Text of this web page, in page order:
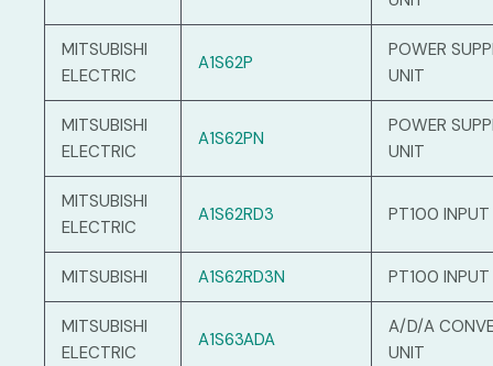
MITSUBISHI
ELECTRIC
A1S62P
POWER
UNIT
MITSUBISHI
ELECTRIC
A1S62PN
POWER
UNIT
MITSUBISHI
ELECTRIC
A1S62RD3 PT100 INPUT
MITSUBISHI A1S62RD3N PT100 INPUT
MITSUBISHI
ELECTRIC
A1S63ADA
A/D/A
UNIT